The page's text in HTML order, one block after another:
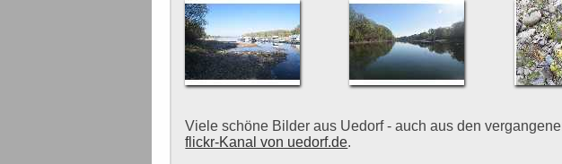
Viele schöne Bilder aus Uedorf - auch aus den
flickr-Kanal von uedorf.de.